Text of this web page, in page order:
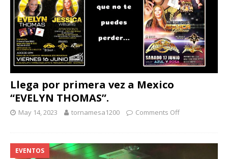
Llega por primera vez a Mexico
“EVELYN THOMAS”.
May 14, 2023 tornamesa1200 Comments Off
EVENTOS